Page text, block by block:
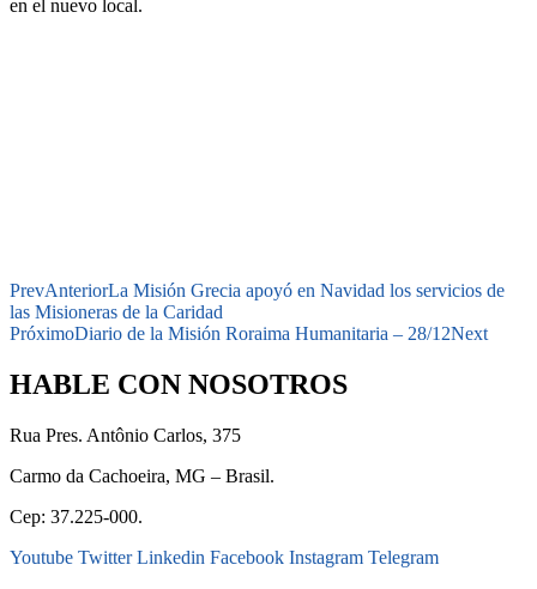
en el nuevo local.
PrevAnteriorLa Misión Grecia apoyó en Navidad los servicios de
las Misioneras de la Caridad
PróximoDiario de la Misión Roraima Humanitaria – 28/12Next
HABLE CON NOSOTROS
Rua Pres. Antônio Carlos, 375
Carmo da Cachoeira, MG – Brasil.
Cep: 37.225-000.
Youtube Twitter Linkedin Facebook Instagram Telegram